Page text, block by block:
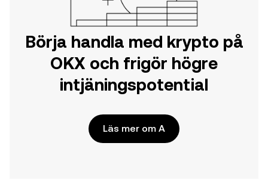
Börja handla med krypto på
OKX och frigör högre
intjäningspotential
Läs mer om A